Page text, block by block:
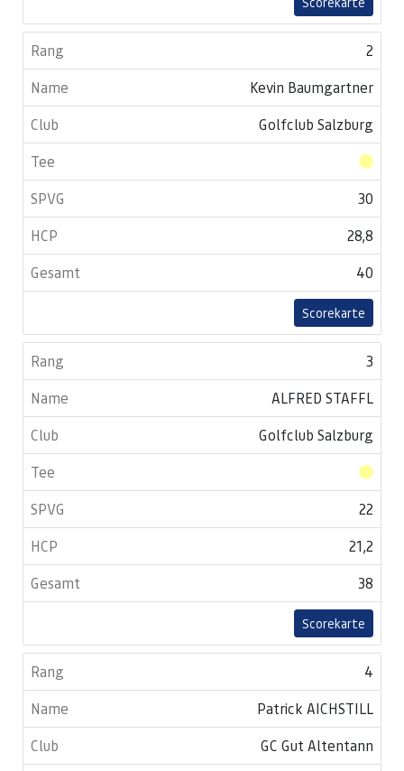
2
Kevin Baumgartner
Golfclub Salzburg
30
28,8
40
Scorekarte
3
ALFRED STAFFL
Golfclub Salzburg
22
21,2
38
Scorekarte
4
Patrick AICHSTILL
GC Gut Altentann